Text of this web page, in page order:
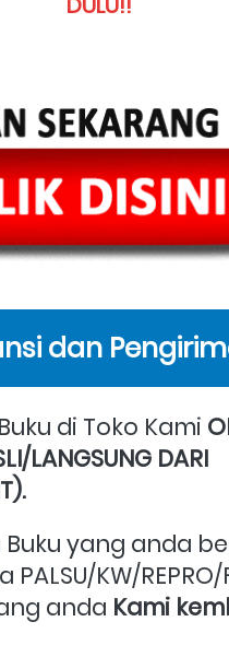
dan
di Toko Kami
LANGSUNG DARI
yang anda
KW/REPRO/
anda Kami